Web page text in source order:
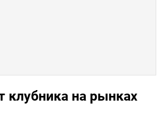
клубника на рынках